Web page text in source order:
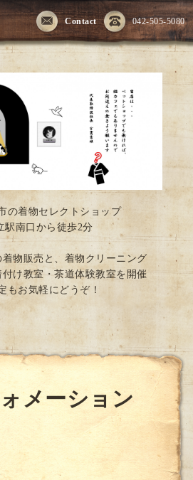
042-505-5080
Contact
の着物セレクトショップ
駅南口から徒歩2分
着物販売と、着物クリーニング
け教室・茶道体験教室を開催
もお気軽にどうぞ！
メーション